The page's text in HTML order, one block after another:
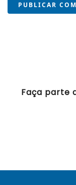
PUBLICAR
Faça parte